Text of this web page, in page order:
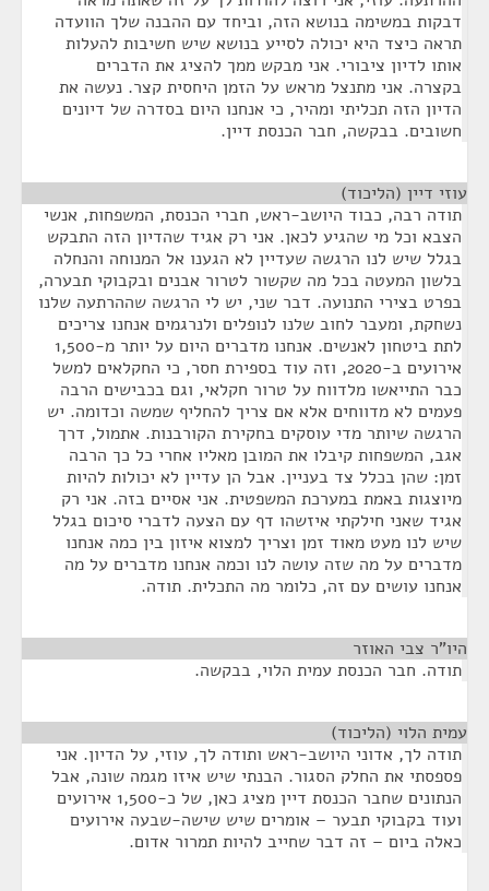
דבקות במשימה בנושא הזה, וביחד עם ההבנה שלך הוועדה
תראה כיצד היא יכולה לסייע בנושא שיש חשיבות להעלות
אותו לדיון ציבורי. אני מבקש ממך להציג את הדברים
בקצרה. אני מתנצל מראש על הזמן היחסית קצר. נעשה את
הדיון הזה תכליתי ומהיר, כי אנחנו היום בסדרה של דיונים
חשובים. בבקשה, חבר הכנסת דיין.
עוזי דיין (הליכוד)
תודה רבה, כבוד היושב-ראש, חברי הכנסת, המשפחות, אנשי
הצבא וכל מי שהגיע לכאן. אני רק אגיד שהדיון הזה התבקש
בגלל שיש לנו הרגשה שעדיין לא הגענו אל המנוחה והנחלה
בלשון המעטה בכל מה שקשור לטרור אבנים ובקבוקי תבערה,
בפרט בצירי התנועה. דבר שני, יש לי הרגשה שההרתעה שלנו
נשחקת, ומעבר לחוב שלנו לנופלים ולנרגמים אנחנו צריכים
לתת ביטחון לאנשים. אנחנו מדברים היום על יותר מ-1,500
אירועים ב-2020, וזה עוד בספירת חסר, כי החקלאים למשל
כבר התייאשו מלדווח על טרור חקלאי, וגם בכבישים הרבה
פעמים לא מדווחים אלא אם צריך להחליף שמשה וכדומה. יש
הרגשה שיותר מדי עוסקים בחקירת הקורבנות. אתמול, דרך
אגב, המשפחות קיבלו את המובן מאליו אחרי כל כך הרבה
זמן: שהן בכלל צד בעניין. אבל הן עדיין לא יכולות להיות
מיוצגות באמת במערכת המשפטית. אני אסיים בזה. אני רק
אגיד שאני חילקתי איזשהו דף עם הצעה לדברי סיכום בגלל
שיש לנו מעט מאוד זמן וצריך למצוא איזון בין כמה אנחנו
מדברים על מה שזה עושה לנו וכמה אנחנו מדברים על מה
אנחנו עושים עם זה, כלומר מה התכלית. תודה.
היו"ר צבי האוזר
תודה. חבר הכנסת עמית הלוי, בבקשה.
עמית הלוי (הליכוד)
תודה לך, אדוני היושב-ראש ותודה לך, עוזי, על הדיון. אני
פספסתי את החלק הסגור. הבנתי שיש איזו מגמה שונה, אבל
הנתונים שחבר הכנסת דיין מציג כאן, של כ-1,500 אירועים
ועוד בקבוקי תבער – אומרים שיש שישה-שבעה אירועים
כאלה ביום – זה דבר שחייב להיות תמרור אדום.